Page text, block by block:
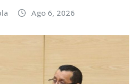
Ago 6, 2026